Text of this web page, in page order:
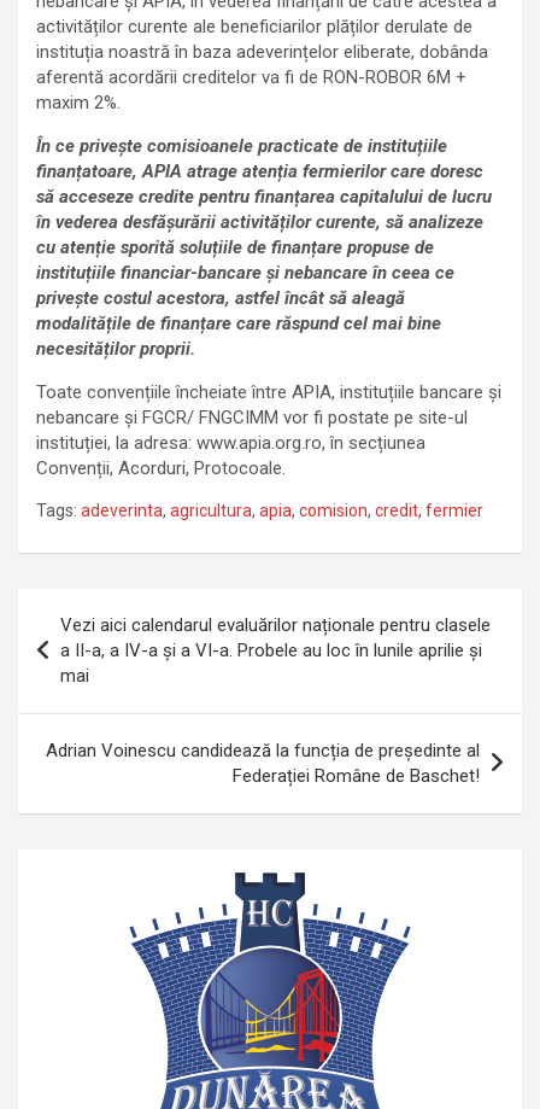
activităților curente ale beneficiarilor plăților derulate de
instituția noastră în baza adeverințelor eliberate, dobânda
aferentă acordării creditelor va fi de RON-ROBOR 6M +
maxim 2%.
În ce privește comisioanele practicate de instituțiile
finanțatoare, APIA atrage atenția fermierilor care doresc
să acceseze credite pentru finanțarea capitalului de lucru
în vederea desfășurării activităților curente, să analizeze
cu atenție sporită soluțiile de finanțare propuse de
instituțiile financiar-bancare și nebancare în ceea ce
privește costul acestora, astfel încât să aleagă
modalitățile de finanțare care răspund cel mai bine
necesităților proprii.
Toate convențiile încheiate între APIA, instituțiile bancare și
nebancare și FGCR/ FNGCIMM vor fi postate pe site-ul
instituției, la adresa: www.apia.org.ro, în secțiunea
Convenții, Acorduri, Protocoale.
Tags: adeverinta, agricultura, apia, comision, credit, fermier
în
articole
Vezi aici calendarul evaluărilor naționale pentru clasele
a II-a, a IV-a și a VI-a. Probele au loc în lunile aprilie și
mai
Adrian Voinescu candidează la funcția de președinte al
Federației Române de Baschet!